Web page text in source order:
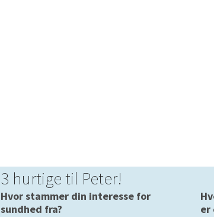
3 hurtige til Peter!
Hvor stammer din interesse for
sundhed fra?
er